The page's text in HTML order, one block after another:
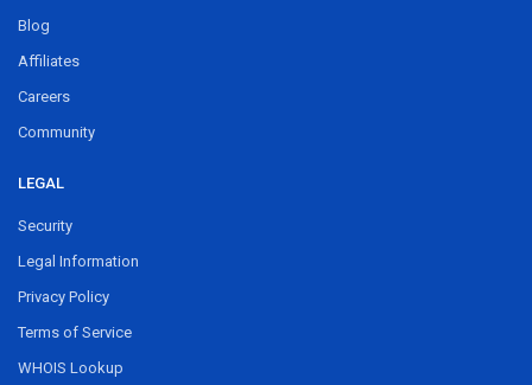
Blog
Affiliates
Careers
Community
LEGAL
Security
Legal Information
Privacy Policy
Terms of Service
WHOIS Lookup